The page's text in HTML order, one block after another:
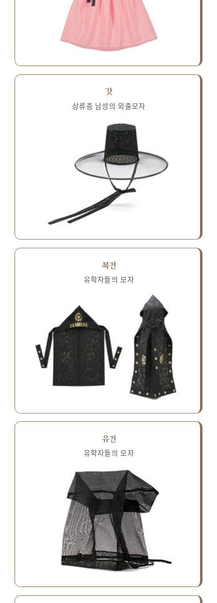
갓
상류층 남성의 외출모자
복건
유학자들의 모자
유건
유학자들의 모자